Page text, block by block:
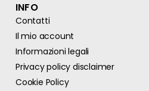
INFO
Contatti
Il mio account
Informazioni legali
Privacy policy disclaimer
Cookie Policy